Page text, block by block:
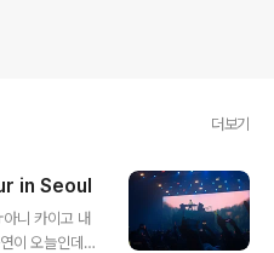
더보기
in Seoul
니 카이고 내
이 오늘인데